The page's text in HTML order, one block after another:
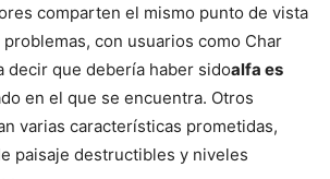
comparten el mismo punto de vista
con usuarios como Char
decir que debería haber sidoalfa es
en el que se encuentra. Otros
varias características prometidas,
paisaje destructibles y niveles